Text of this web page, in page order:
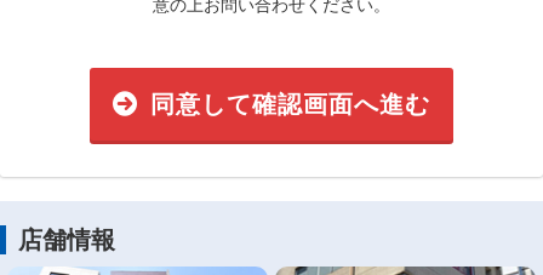
意の上お問い合わせください。
同意して確認画面へ進む
店舗情報